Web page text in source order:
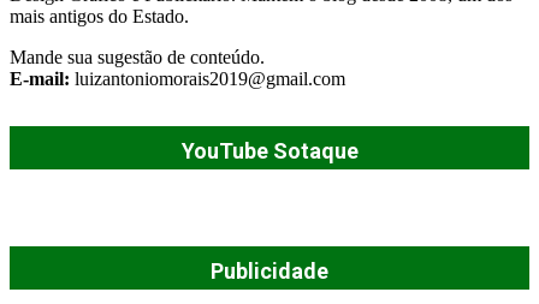
mais antigos do Estado.
Mande sua sugestão de conteúdo.
E-mail: luizantoniomorais2019@gmail.com
YouTube Sotaque
Publicidade